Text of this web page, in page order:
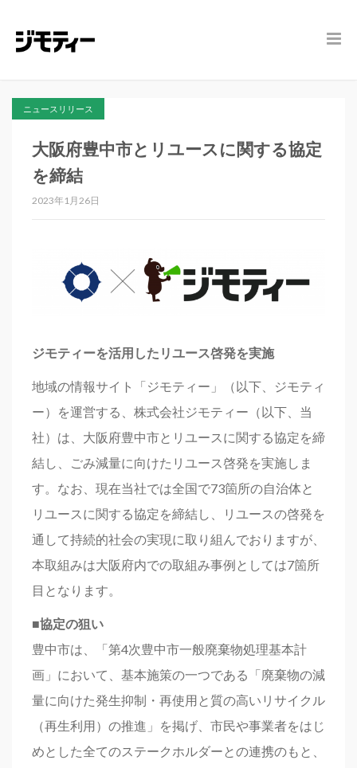
ニュースリリース
大阪府豊中市とリユースに関する協定
を締結
2023年1月26日
ジモティーを活用したリユース啓発を実施
地域の情報サイト「ジモティー」（以下、ジモティ
ー）を運営する、株式会社ジモティー（以下、当
社）は、大阪府豊中市とリユースに関する協定を締
結し、ごみ減量に向けたリユース啓発を実施しま
す。なお、現在当社では全国で73箇所の自治体と
リユースに関する協定を締結し、リユースの啓発を
通して持続的社会の実現に取り組んでおりますが、
本取組みは大阪府内での取組み事例としては7箇所
目となります。
■協定の狙い
豊中市は、「第4次豊中市一般廃棄物処理基本計
画」において、基本施策の一つである「廃棄物の減
量に向けた発生抑制・再使用と質の高いリサイクル
（再生利用）の推進」を掲げ、市民や事業者をはじ
めとした全てのステークホルダーとの連携のもと、